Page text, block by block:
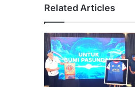
Related Articles